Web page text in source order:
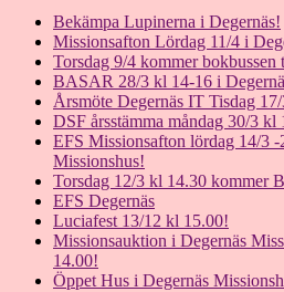
Bekämpa Lupinerna i Degernäs!
Missionsafton Lördag 11/4 i
Torsdag 9/4 kommer bokbussen
BASAR 28/3 kl 14-16 i
Årsmöte Degernäs IT Tisdag
DSF årsstämma måndag 30/3 kl
EFS Missionsafton lördag 14/3
Missionshus!
Torsdag 12/3 kl 14.30 kommer
EFS Degernäs
Luciafest 13/12 kl 15.00!
Missionsauktion i Degernäs
14.00!
Öppet Hus i Degernäs